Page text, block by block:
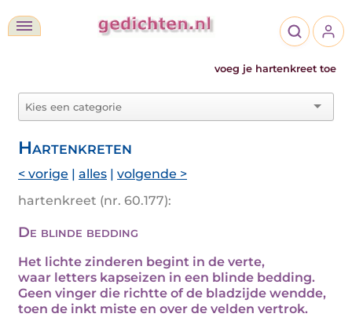
voeg je hartenkreet toe
Hartenkreten
< vorige | alles | volgende >
hartenkreet (nr. 60.177):
De blinde bedding
Het lichte zinderen begint in de verte,
waar letters kapseizen in een blinde bedding.
Geen vinger die richtte of de bladzijde wendde,
toen de inkt miste en over de velden vertrok.